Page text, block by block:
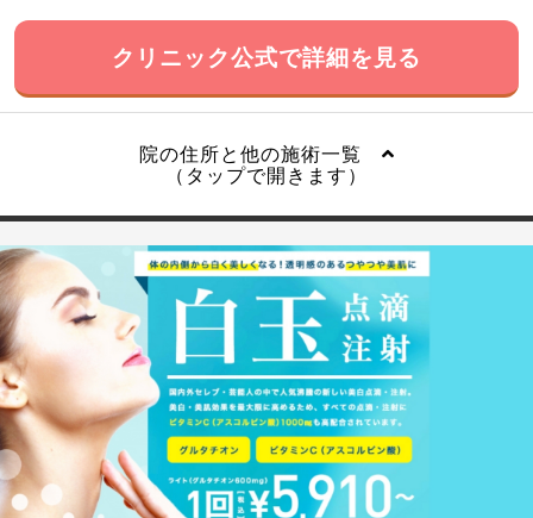
クリニック公式で詳細を見る
院の住所と他の施術一覧
（タップで開きます）